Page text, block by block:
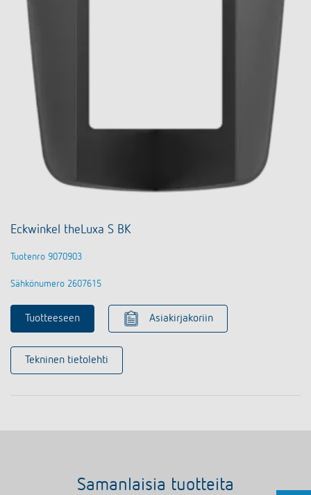
Eckwinkel theLuxa S BK
Tuotenro 9070903
Sähkönumero 2607615
Tuotteeseen Asiakirjakoriin
Tekninen tietolehti
Samanlaisia tuotteita